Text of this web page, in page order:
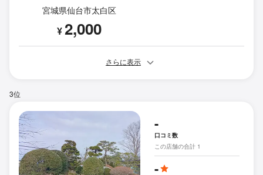
宮城県仙台市太白区
¥2,000
さらに表示
3位
-
口コミ数
この店舗の合計 1
-